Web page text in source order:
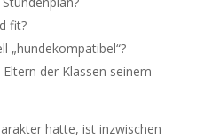
fit?
„hundekompatibel“?
der Klassen seinem
hatte, ist inzwischen